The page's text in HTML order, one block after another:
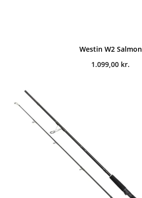
Westin W2 Salmon
1.099,00 kr.